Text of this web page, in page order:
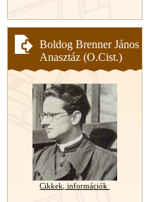
Boldog Brenner János
Anasztáz (O.Cist.)
Cikkek, információk